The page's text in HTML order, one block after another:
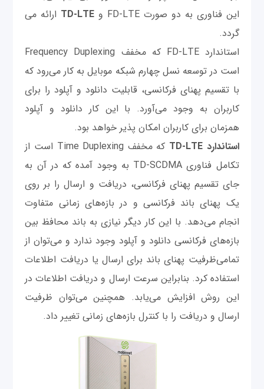
این فناوری به دو صورت FD-LTE و
TD-LTE ارائه می
گردد.
استاندارد FD-LTE که مخفف Frequency Duplexing
است در توسعه نسل چهارم شبکه موبایل به کار می‌رود که
با تقسیم پهنای فرکانسی، قابلیت دانلود و آپلود را برای
کاربران به وجود می‌آورد. با این کار دانلود و آپلود
همزمان برای کاربران امکان پذیر خواهد بود.
استاندارد TD-LTE
که مخفف Time Duplexing است از
تکامل فناوری TD-SCDMA به وجود آمده که در آن به
جای تقسیم پهنای فرکانسی، دریافت و ارسال را بر روی
یک پهنای باند فرکانسی و در بازه‌های زمانی متفاوت
انجام می‌دهد. با این کار دیگر نیازی به باند محافظ بین
بازه‌های فرکانسی دانلود و آپلود وجود ندارد و می‌توان از
تمامی‌ظرفیت پهنای باند برای ارسال یا دریافت اطلاعات
استفاده کرد. بنابراین سرعت ارسال و دریافت اطلاعات در
این روش افزایش می‌یابد. همچنین می‌توان ظرفیت
ارسال و دریافت را با کنترل بازه‌های زمانی تغییر داد.